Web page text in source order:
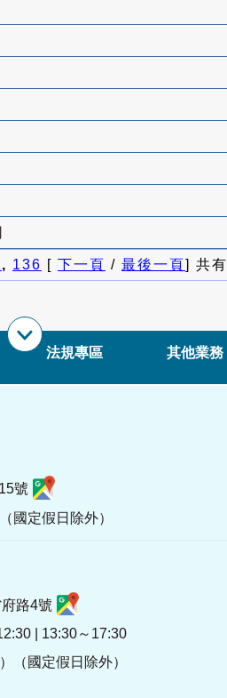
, 136 [ 下一頁 / 最後一頁] 共有
法規專區 其他業務
號
國定假日除外）
路4號
| 13:30～17:30
（國定假日除外）